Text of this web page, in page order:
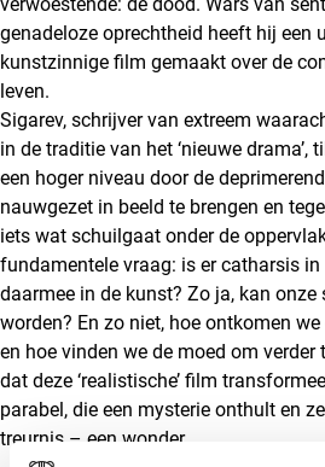
genadeloze oprechtheid heeft hij een
kunstzinnige film gemaakt over de
leven.
Sigarev, schrijver van extreem
in de traditie van het ‘nieuwe drama’,
een hoger niveau door de
nauwgezet in beeld te brengen en
iets wat schuilgaat onder de
fundamentele vraag: is er catharsis in
daarmee in de kunst? Zo ja, kan onze
worden? En zo niet, hoe ontkomen
en hoe vinden we de moed om verder
dat deze ‘realistische’ film
parabel, die een mysterie onthult en
treurnis – een wonder.